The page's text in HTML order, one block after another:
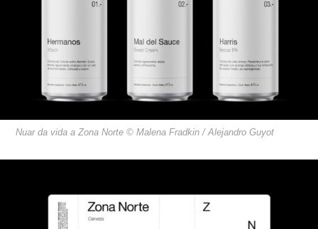
Nuar da vida a Zona Norte © Malena Fradkin / Alejandro Guyot